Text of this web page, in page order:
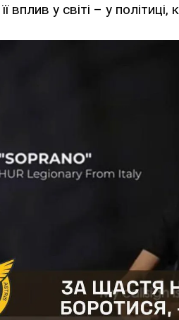
вплив у світі – у